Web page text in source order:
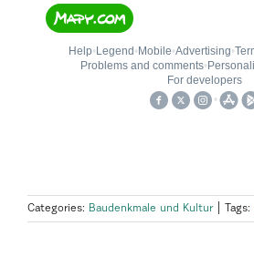
Categories: Baudenkmale und Kultur Tags: